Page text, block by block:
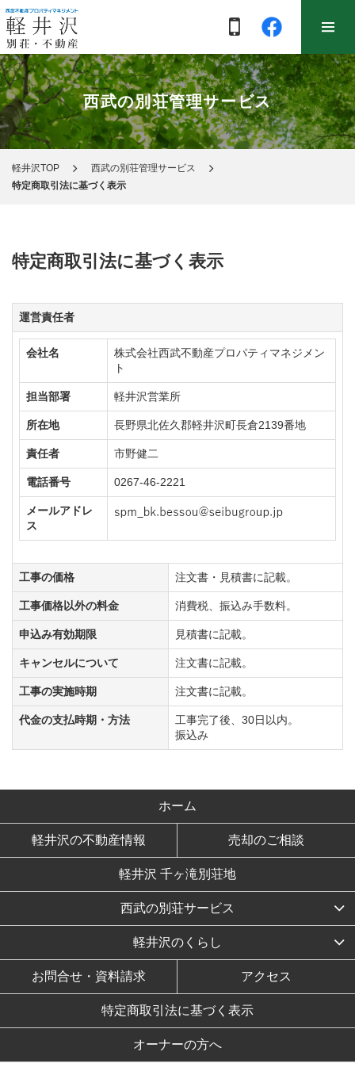
西武の別荘管理サービス
軽井沢TOP
西武の別荘管理サービス
特定商取引法に基づく表示
特定商取引法に基づく表示
運営責任者
会社名
株式会社西武不動産プロパティマネジメン
ト
担当部署 軽井沢営業所
所在地 長野県北佐久郡軽井沢町長倉2139番地
責任者 市野健二
電話番号 0267-46-2221
メールアドレ
ス
工事の価格 注文書・見積書に記載。
工事価格以外の料金 消費税、振込み手数料。
申込み有効期限 見積書に記載。
キャンセルについて 注文書に記載。
工事の実施時期 注文書に記載。
代金の支払時期・方法
工事完了後、30日以内。
振込み
ホーム
軽井沢の不動産情報 売却のご相談
軽井沢 千ヶ滝別荘地
西武の別荘サービス
軽井沢のくらし
お問合せ・資料請求 アクセス
特定商取引法に基づく表示
オーナーの方へ